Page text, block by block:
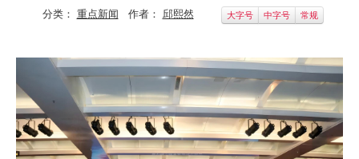
科技
镁钛
地矿 建设
分类： 重点新闻 作者： 邱熙然 大字号 中字号 常规